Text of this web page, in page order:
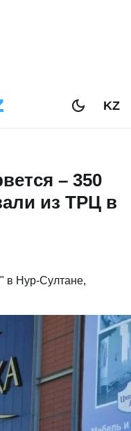
KZ
– 350
из ТРЦ в
в Нур-Султане,